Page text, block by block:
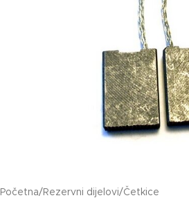
Početna/ Rezervni dijelovi/Četkice